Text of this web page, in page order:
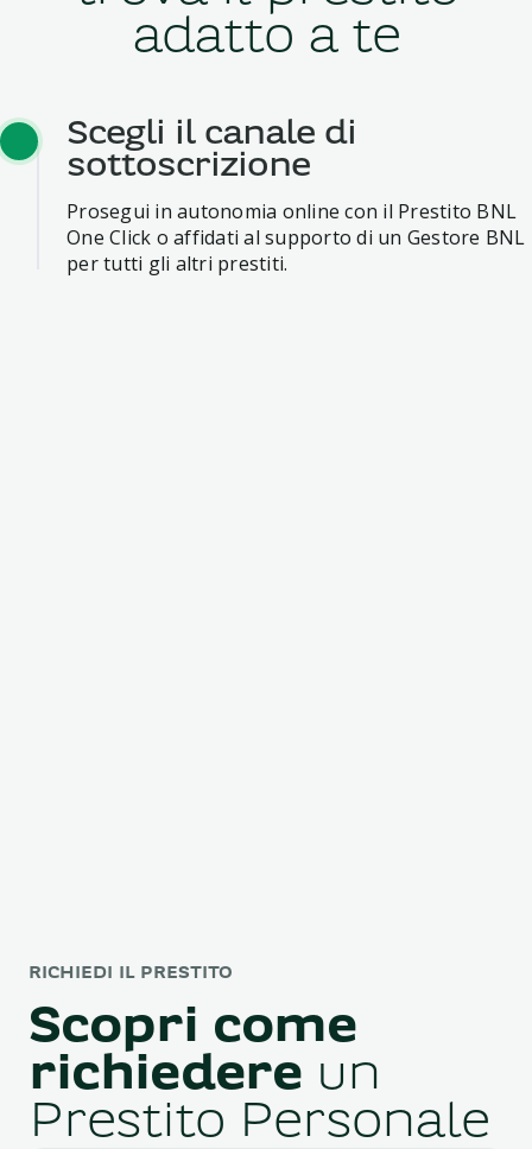
adatto a te
Scegli il canale di
sottoscrizione
Prosegui in autonomia online con il Prestito BNL
One Click o affidati al supporto di un Gestore BNL
per tutti gli altri prestiti.
RICHIEDI IL PRESTITO
Scopri come
richiedere un
Prestito Personale